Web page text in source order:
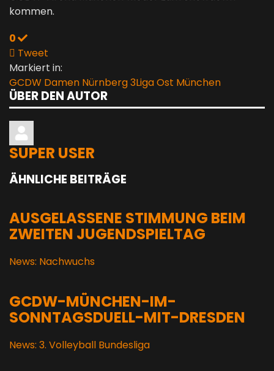
kommen.
0
Tweet
Markiert in:
GCDW Damen Nürnberg3Liga Ost München
ÜBER DEN AUTOR
SUPER USER
ÄHNLICHE BEITRÄGE
AUSGELASSENE STIMMUNG BEIM
ZWEITEN JUGENDSPIELTAG
News: Nachwuchs
GCDW-MÜNCHEN-IM-
SONNTAGSDUELL-MIT-DRESDEN
News: 3. Volleyball Bundesliga